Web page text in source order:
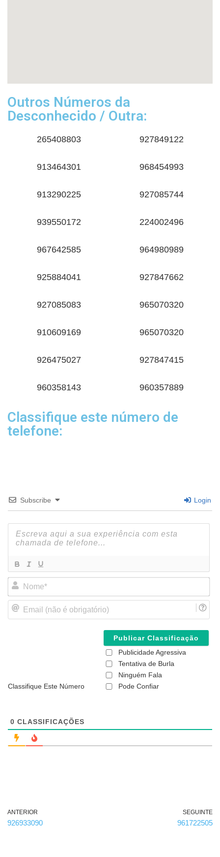
Outros Números da
Desconhecido / Outra:
265408803 927849122
913464301 968454993
913290225 927085744
939550172 224002496
967642585 964980989
925884041 927847662
927085083 965070320
910609169 965070320
926475027 927847415
960358143 960357889
Classifique este número de
telefone:
Subscribe Login
N
m
a
a
ó
Classifique Este Número
Publicidade Agressiva
Tentativa de Burla
Ninguém Fala
Pode Confiar
0 CLASSIFICAÇÕES
ANTERIOR
926933090
SEGUINTE
961722505